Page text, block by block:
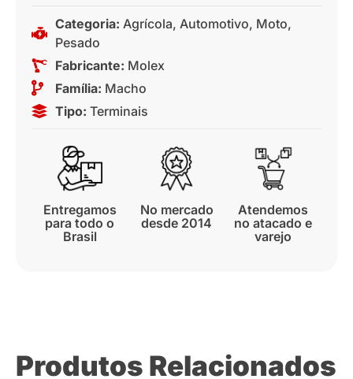
Categoria: Agrícola, Automotivo, Moto,
Pesado
Fabricante: Molex
Família: Macho
Tipo: Terminais
Entregamos
para todo o
Brasil
No mercado
desde 2014
Atendemos
no atacado e
varejo
Produtos Relacionados